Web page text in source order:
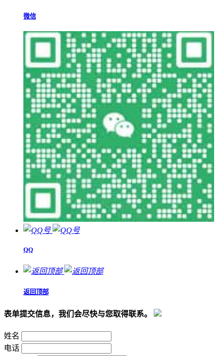
微信
QQ
返回顶部
表单提交信息，我们会尽快与您取得联系。
姓名
电话